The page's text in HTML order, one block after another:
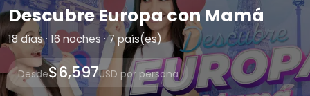
Descubre Europa con Mamá
18 días · 16 noches · 7 país(es)
Desde$6,597USD por persona